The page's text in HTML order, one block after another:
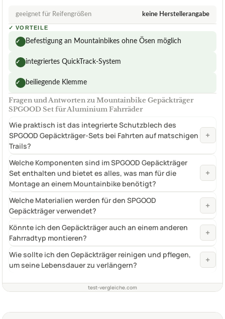
geeignet für Reifengrößen keine Herstellerangabe
✓ VORTEILE
✓ Befestigung an Mountainbikes ohne Ösen möglich
✓ integriertes QuickTrack-System
✓ beiliegende Klemme
Fragen und Antworten zu Mountainbike Gepäckträger
SPGOOD Set für Aluminium Fahrräder
Wie praktisch ist das integrierte Schutzblech des
SPGOOD Gepäckträger-Sets bei Fahrten auf matschigen
Trails?
+
Welche Komponenten sind im SPGOOD Gepäckträger
Set enthalten und bietet es alles, was man für die
Montage an einem Mountainbike benötigt?
+
Welche Materialien werden für den SPGOOD
Gepäckträger verwendet?
+
Könnte ich den Gepäckträger auch an einem anderen
Fahrradtyp montieren?
+
Wie sollte ich den Gepäckträger reinigen und pflegen,
um seine Lebensdauer zu verlängern?
+
test-vergleiche.com